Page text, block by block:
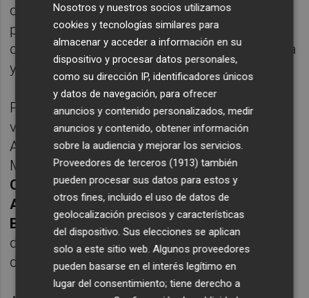
comenzado este viernes en València, en la
playa de Las Arenas, para después
desplazarse a El Saler, Perellonet, Malvarrosa
y Pinedo.
Posteriormente, 'Reciclar para ConserMar'
viajará a las playas de Altea, Jávea, Calpe,
Alicante, la Villajoyosa, Dénia y Teulada
Moraira, en la provincia de Alicante; y
Oropesa del Mar, Peñíscola, Torreblanca,
Almassora, Castellón, Benicàssim y
Benicarló, en la provincia de Castellón,
donde finalizará la campaña el próximo 26
de julio.
Nosotros y nuestros socios utilizamos
cookies y tecnologías similares para
almacenar y acceder a información en su
dispositivo y procesar datos personales,
como su dirección IP, identificadores únicos
y datos de navegación, para ofrecer
anuncios y contenido personalizados, medir
anuncios y contenido, obtener información
sobre la audiencia y mejorar los servicios.
Proveedores de terceros (1913) también
pueden procesar sus datos para estos y
otros fines, incluido el uso de datos de
geolocalización precisos y características
del dispositivo. Sus elecciones se aplican
solo a este sitio web. Algunos proveedores
pueden basarse en el interés legítimo en
lugar del consentimiento; tiene derecho a